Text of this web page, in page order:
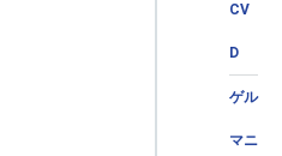
CV
D
ゲル
マニ